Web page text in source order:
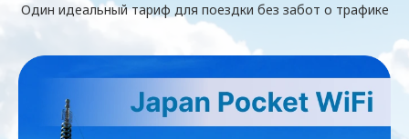
Один идеальный тариф для поездки без забот о трафике